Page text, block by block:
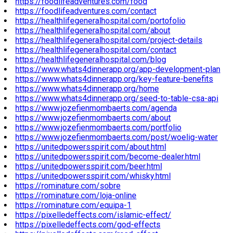
https://foodlifeadventures.com/contact
https://healthlifegeneralhospital.com/portofolio
https://healthlifegeneralhospital.com/about
https://healthlifegeneralhospital.com/project-details
https://healthlifegeneralhospital.com/contact
https://healthlifegeneralhospital.com/blog
https://www.whats4dinnerapp.org/app-development-plan
https://www.whats4dinnerapp.org/key-feature-benefits
https://www.whats4dinnerapp.org/home
https://www.whats4dinnerapp.org/seed-to-table-csa-api
https://www.jozefienmombaerts.com/agenda
https://www.jozefienmombaerts.com/about
https://www.jozefienmombaerts.com/portfolio
https://www.jozefienmombaerts.com/post/woelig-water
https://unitedpowersspirit.com/about.html
https://unitedpowersspirit.com/become-dealer.html
https://unitedpowersspirit.com/beer.html
https://unitedpowersspirit.com/whisky.html
https://rominature.com/sobre
https://rominature.com/loja-online
https://rominature.com/equipa-1
https://pixelledeffects.com/islamic-effect/
https://pixelledeffects.com/god-effects